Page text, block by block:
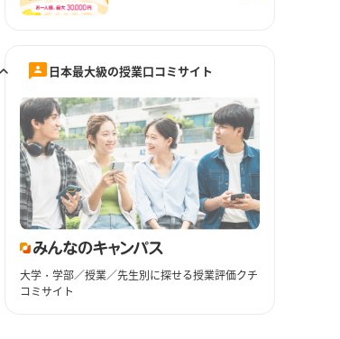
日本最大級の授業口コミサイト
大学・学部／授業／先生別に探せる授業評価クチ
コミサイト